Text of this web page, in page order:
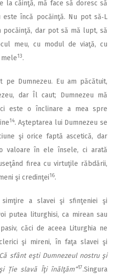
la căinţă, mă face să doresc să
este încă pocăinţă. Nu pot să‑L
pocăinţă, dar pot să mă lupt, să
meu, cu modul de viaţă, cu
13.
pe Dumnezeu. Eu am păcătuit,
dar Îl caut; Dumnezeu mă
este o înclinare a mea spre
14. Aşteptarea lui Dumnezeu se
şi orice faptă ascetică, dar
valoare în ele însele, ci arată
firea cu virtuţile răbdării,
şi credinţei16.
a slavei şi sfinţeniei şi
putea liturghisi, ca mirean sau
căci de aceea Liturghia ne
şi mireni, în faţa slavei şi
sfânt eşti Dumnezeul nostru şi
Ție slavă Îţi înălţăm“17.Singura